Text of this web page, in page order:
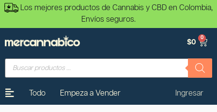
Los mejores productos de Cannabis y CBD en Colombia,
Envíos seguros.
$0
0
Todo Empeza a Vender Ingresar